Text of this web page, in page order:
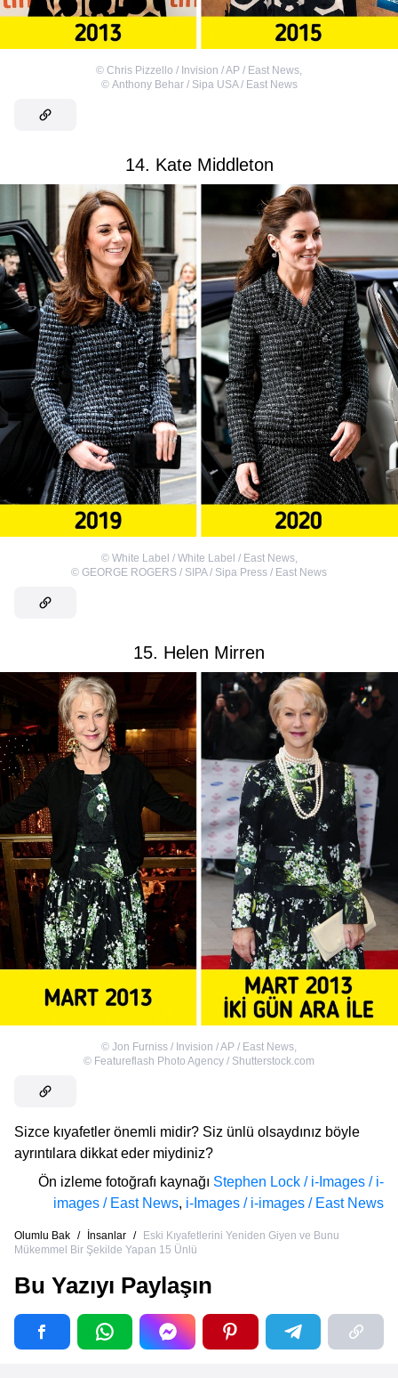
© Chris Pizzello / Invision / AP / East News,
© Anthony Behar / Sipa USA / East News
14. Kate Middleton
© White Label / White Label / East News,
© GEORGE ROGERS / SIPA / Sipa Press / East News
15. Helen Mirren
© Jon Furniss / Invision / AP / East News,
© Featureflash Photo Agency / Shutterstock.com
Sizce kıyafetler önemli midir? Siz ünlü olsaydınız böyle
ayrıntılara dikkat eder miydiniz?
Ön izleme fotoğrafı kaynağı Stephen Lock / i-Images / i-
images / East News, i-Images / i-images / East News
Olumlu Bak / İnsanlar /
Eski Kıyafetlerini Yeniden Giyen ve Bunu
Mükemmel Bir Şekilde Yapan 15 Ünlü
Bu Yazıyı Paylaşın